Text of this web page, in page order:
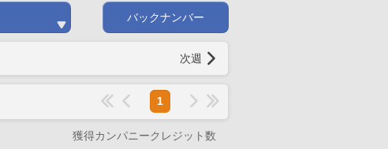
バックナンバー
次週
1
獲得カンパニークレジット数